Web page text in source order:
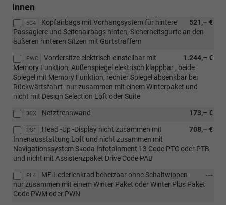
Innen
6C4 521,– €
Kopfairbags mit Vorhangsystem für hintere
Passagiere und Seitenairbags hinten, Sicherheitsgurte an den
äußeren hinteren Sitzen mit Gurtstraffern
PWC 1.244,– €
Vordersitze elektrisch einstellbar mit
Memory Funktion, Außenspiegel elektrisch klappbar , beide
Spiegel mit Memory Funktion, rechter Spiegel absenkbar bei
Rückwärtsfahrt- nur zusammen mit einem Winterpaket und
nicht mit Design Selection Loft oder Suite
3CX 173,– €
Netztrennwand
PS1 708,– €
Head -Up -Display nicht zusammen mit
Innenausstattung Loft und nicht zusammen mit
Navigationssystem Skoda Infotainment 13 Code PTC oder PTB
und nicht mit Assistenzpaket Drive Code PAB
PL4 ---
MF-Lederlenkrad beheizbar ohne Schaltwippen-
nur zusammen mit einem Winter Paket oder Winter Plus Paket
Code PWM oder PWN